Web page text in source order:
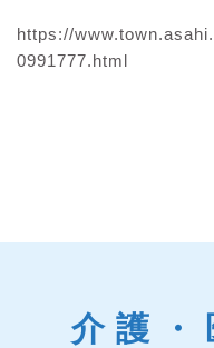
https://
0991777.html
介護・